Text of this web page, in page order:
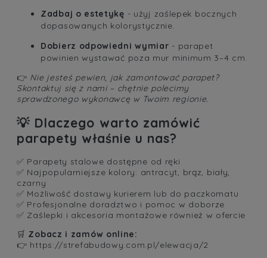
Zadbaj o estetykę - użyj zaślepek bocznych
dopasowanych kolorystycznie.
Dobierz odpowiedni wymiar - parapet
powinien wystawać poza mur minimum 3–4 cm.
👉 Nie jesteś pewien, jak zamontować parapet?
Skontaktuj się z nami – chętnie polecimy
sprawdzonego wykonawcę w Twoim regionie.
💡 Dlaczego warto zamówić
parapety właśnie u nas?
✅ Parapety stalowe dostępne od ręki
✅ Najpopularniejsze kolory: antracyt, brąz, biały,
czarny
✅ Możliwość dostawy kurierem lub do paczkomatu
✅ Profesjonalne doradztwo i pomoc w doborze
✅ Zaślepki i akcesoria montażowe również w ofercie
🛒 Zobacz i zamów online:
👉 https://strefabudowy.com.pl/elewacja/2